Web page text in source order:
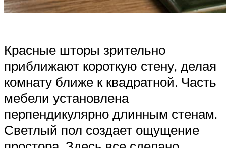
Красные шторы зрительно
приближают короткую стену, делая
комнату ближе к квадратной. Часть
мебели установлена
перпендикулярно длинным стенам.
Светлый пол создает ощущение